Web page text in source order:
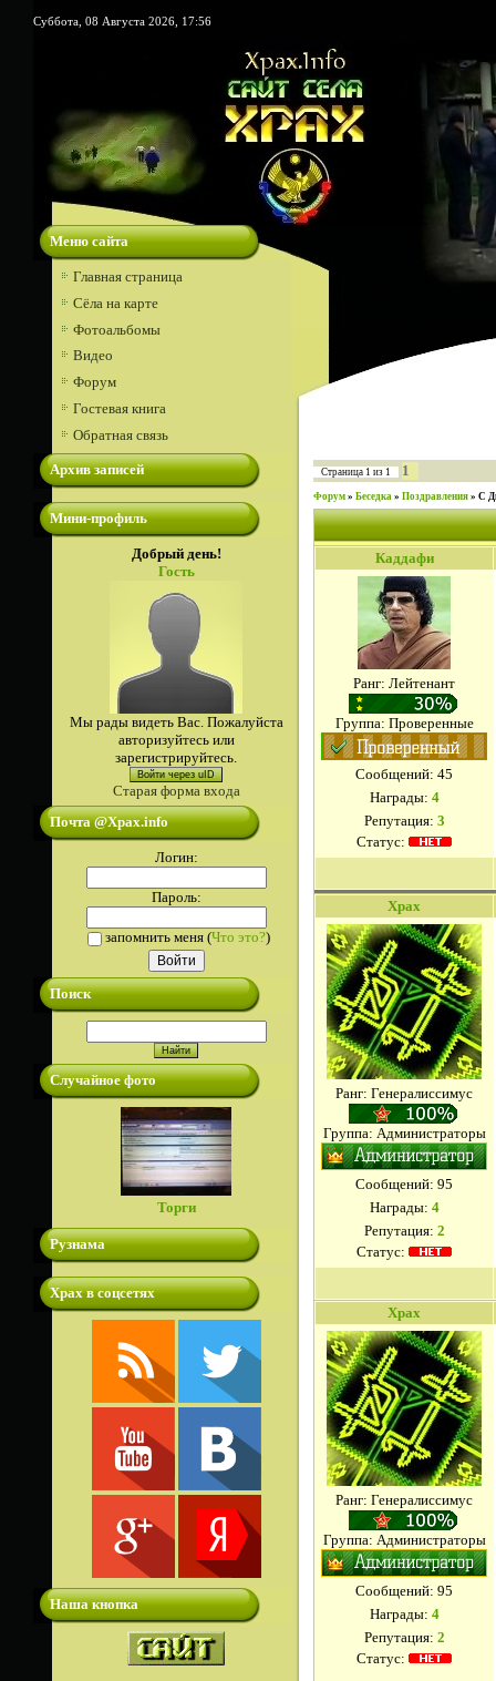
Суббота, 08 Августа 2026, 17:56
Меню сайта
Главная страница
Сёла на карте
Фотоальбомы
Видео
Форум
Гостевая книга
Обратная связь
Архив записей
Мини-профиль
Добрый день!
Гость
Мы рады видеть Вас. Пожалуйста
авторизуйтесь или
зарегистрируйтесь.
Войти через uID
Старая форма входа
Почта @Xpax.info
Логин:
Пароль:
запомнить меня(Что это?)
Поиск
Случайное фото
Торги
Рузнама
Храх в соцсетях
Наша кнопка
Страница 1 из 1 1
Форум » Беседка » Поздравления » С
Каддафи
Ранг: Лейтенант
Группа: Проверенные
Сообщений: 45
Награды: 4
Репутация: 3
Статус:
Xpax
Ранг: Генералиссимус
Группа: Администраторы
Сообщений: 95
Награды: 4
Репутация: 2
Статус:
Xpax
Ранг: Генералиссимус
Группа: Администраторы
Сообщений: 95
Награды: 4
Репутация: 2
Статус: